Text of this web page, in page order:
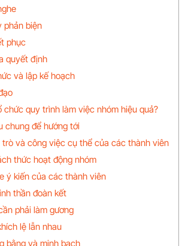
phản biện
phục
quyết định
và lập kế hoạch
chức quy trình làm việc nhóm hiệu quả?
chung để hướng tới
trò và công việc cụ thể của các thành viên
thức hoạt động nhóm
ý kiến của các thành viên
thần đoàn kết
phải làm gương
lệ lẫn nhau
bằng và minh bạch